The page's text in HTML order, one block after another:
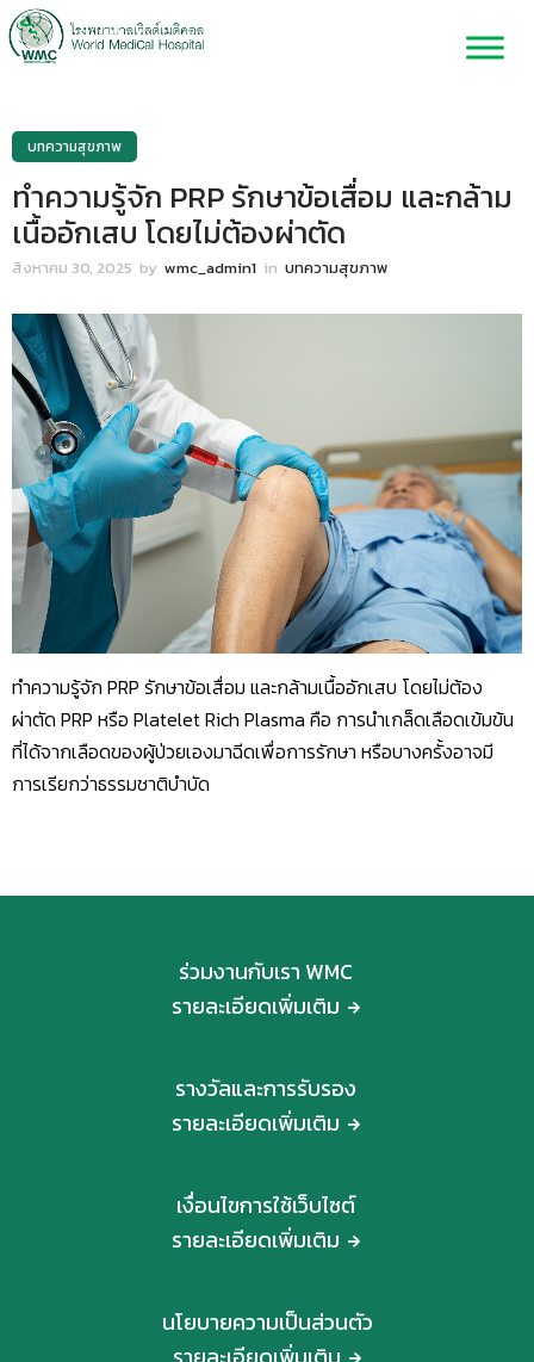
บทความสุขภาพ
ทำความรู้จัก PRP รักษาข้อเสื่อม และกล้าม
เนื้ออักเสบ โดยไม่ต้องผ่าตัด
สิงหาคม 30, 2025 by wmc_admin1 in บทความสุขภาพ
ทำความรู้จัก PRP รักษาข้อเสื่อม และกล้ามเนื้ออักเสบ โดยไม่ต้อง
ผ่าตัด PRP หรือ Platelet Rich Plasma คือ การนำเกล็ดเลือดเข้มข้น
ที่ได้จากเลือดของผู้ป่วยเองมาฉีดเพื่อการรักษา หรือบางครั้งอาจมี
การเรียกว่าธรรมชาติบำบัด
ร่วมงานกับเรา WMC
รายละเอียดเพิ่มเติม
รางวัลและการรับรอง
รายละเอียดเพิ่มเติม
เงื่อนไขการใช้เว็บไซต์
รายละเอียดเพิ่มเติม
นโยบายความเป็นส่วนตัว